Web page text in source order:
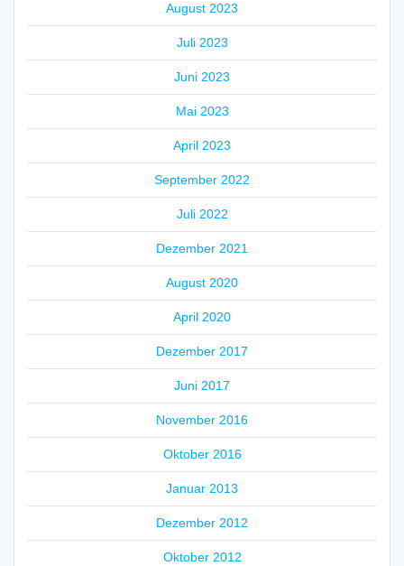
August 2023
Juli 2023
Juni 2023
Mai 2023
April 2023
September 2022
Juli 2022
Dezember 2021
August 2020
April 2020
Dezember 2017
Juni 2017
November 2016
Oktober 2016
Januar 2013
Dezember 2012
Oktober 2012